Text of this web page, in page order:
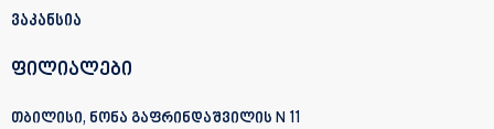
ვაკანსია
ფილიალები
თბილისი, ნონა გაფრინდაშვილის N 11